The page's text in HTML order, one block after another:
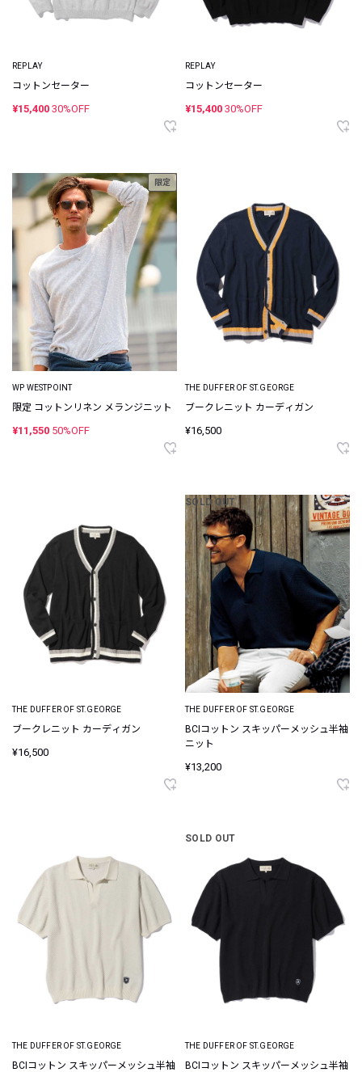
REPLAY
コットンセーター
¥15,400 30%OFF
REPLAY
コットンセーター
¥15,400 30%OFF
限定
WP WESTPOINT
限定 コットンリネン メランジニット
¥11,550 50%OFF
THE DUFFER OF ST.GEORGE
ブークレニット カーディガン
¥16,500
THE DUFFER OF ST.GEORGE
ブークレニット カーディガン
¥16,500
SOLD OUT
THE DUFFER OF ST.GEORGE
BCIコットン スキッパーメッシュ半袖
ニット
¥13,200
THE DUFFER OF ST.GEORGE
BCIコットン スキッパーメッシュ半袖
SOLD OUT
THE DUFFER OF ST.GEORGE
BCIコットン スキッパーメッシュ半袖